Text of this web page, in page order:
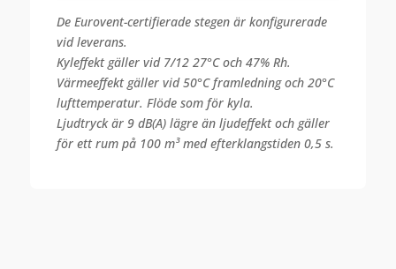
De Eurovent-certifierade stegen är konfigurerade
vid leverans.
Kyleffekt gäller vid 7/12 27°C och 47% Rh.
Värmeeffekt gäller vid 50°C framledning och 20°C
lufttemperatur. Flöde som för kyla.
Ljudtryck är 9 dB(A) lägre än ljudeffekt och gäller
för ett rum på 100 m³ med efterklangstiden 0,5 s.